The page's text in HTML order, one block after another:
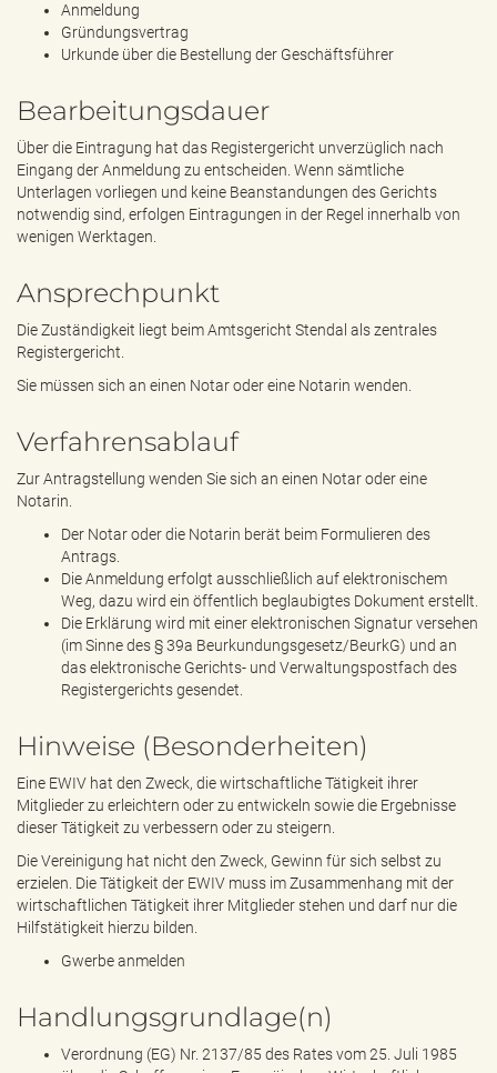
Anmeldung
Gründungsvertrag
Urkunde über die Bestellung der Geschäftsführer
Bearbeitungsdauer
Über die Eintragung hat das Registergericht unverzüglich nach
Eingang der Anmeldung zu entscheiden. Wenn sämtliche
Unterlagen vorliegen und keine Beanstandungen des Gerichts
notwendig sind, erfolgen Eintragungen in der Regel innerhalb von
wenigen Werktagen.
Ansprechpunkt
Die Zuständigkeit liegt beim Amtsgericht Stendal als zentrales
Registergericht.
Sie müssen sich an einen Notar oder eine Notarin wenden.
Verfahrensablauf
Zur Antragstellung wenden Sie sich an einen Notar oder eine
Notarin.
Der Notar oder die Notarin berät beim Formulieren des
Antrags.
Die Anmeldung erfolgt ausschließlich auf elektronischem
Weg, dazu wird ein öffentlich beglaubigtes Dokument erstellt.
Die Erklärung wird mit einer elektronischen Signatur versehen
(im Sinne des § 39a Beurkundungsgesetz/BeurkG) und an
das elektronische Gerichts- und Verwaltungspostfach des
Registergerichts gesendet.
Hinweise (Besonderheiten)
Eine EWIV hat den Zweck, die wirtschaftliche Tätigkeit ihrer
Mitglieder zu erleichtern oder zu entwickeln sowie die Ergebnisse
dieser Tätigkeit zu verbessern oder zu steigern.
Die Vereinigung hat nicht den Zweck, Gewinn für sich selbst zu
erzielen. Die Tätigkeit der EWIV muss im Zusammenhang mit der
wirtschaftlichen Tätigkeit ihrer Mitglieder stehen und darf nur die
Hilfstätigkeit hierzu bilden.
Gwerbe anmelden
Handlungsgrundlage(n)
Verordnung (EG) Nr. 2137/85 des Rates vom 25. Juli 1985